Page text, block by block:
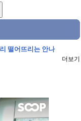
떨어뜨리는 안나
더보기